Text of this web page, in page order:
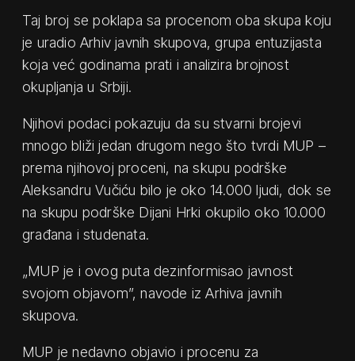
Taj broj se poklapa sa procenom oba skupa koju
je uradio Arhiv javnih skupova, grupa entuzijasta
koja već godinama prati i analizira brojnost
okupljanja u Srbiji.
Njihovi podaci pokazuju da su stvarni brojevi
mnogo bliži jedan drugom nego što tvrdi MUP –
prema njihovoj proceni, na skupu podrške
Aleksandru Vučiću bilo je oko 14.000 ljudi, dok se
na skupu podrške Dijani Hrki okupilo oko 10.000
građana i studenata.
„MUP je i ovog puta dezinformisao javnost
svojom objavom”, navode iz Arhiva javnih
skupova.
MUP je nedavno objavio i procenu za